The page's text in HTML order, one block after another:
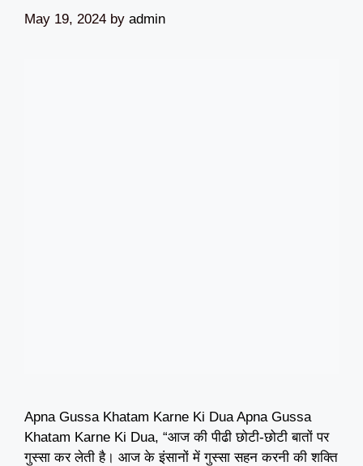
May 19, 2024 by admin
Apna Gussa Khatam Karne Ki Dua Apna Gussa
Khatam Karne Ki Dua, “आज की पीढी छोटी-छोटी बातों पर
गुस्सा कर लेती है। आज के इंसानों में गुस्सा सहन करनी की शक्ति